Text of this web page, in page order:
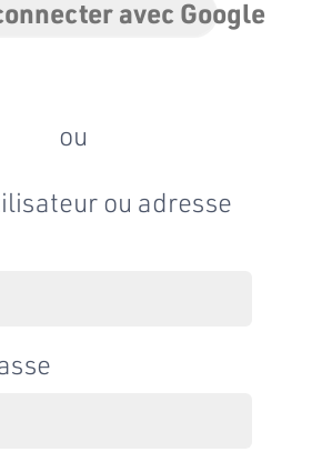
avec Google
ou
ou adresse